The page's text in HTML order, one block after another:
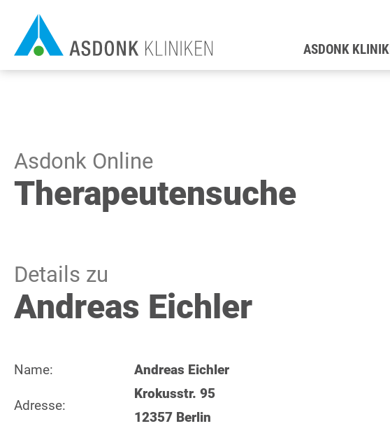
zum
Inhalt
ASDONK
Asdonk Online
Therapeutensuche
Details zu
Andreas Eichler
Name: Andreas Eichler
Adresse:
Krokusstr. 95
12357 Berlin